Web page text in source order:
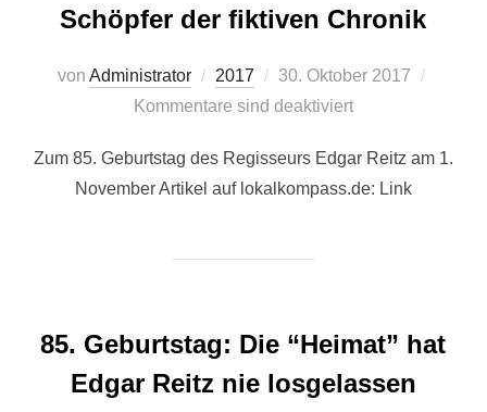
Schöpfer der fiktiven Chronik
von Administrator 2017
Veröffentlicht
am
30. Oktober 2017
Kommentare sind deaktiviert
Zum 85. Geburtstag des Regisseurs Edgar Reitz am 1.
November Artikel auf lokalkompass.de: Link
85. Geburtstag: Die “Heimat” hat
Edgar Reitz nie losgelassen